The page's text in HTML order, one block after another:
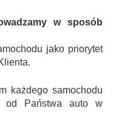
w sposób
jako priorytet
każdego samochodu
od Państwa auto w